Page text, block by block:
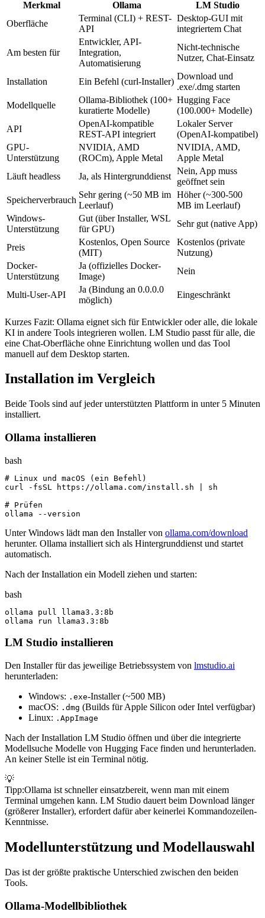
Merkmal Ollama
LM Studio
Oberfläche
Terminal (CLI) + REST-
API
Desktop-GUI mit
integriertem Chat
Am besten für
Entwickler, API-
Integration,
Automatisierung
Nicht-technische
Nutzer, Chat-Einsatz
Installation Ein Befehl (curl-Installer)
Download und
.exe/.dmg starten
Modellquelle
Ollama-Bibliothek (100+
kuratierte Modelle)
Hugging Face
(100.000+ Modelle)
API
OpenAI-kompatible
REST-API integriert
Lokaler Server
(OpenAI-kompatibel)
GPU-
Unterstützung
NVIDIA, AMD
(ROCm), Apple Metal
NVIDIA, AMD,
Apple Metal
Läuft headless
Ja, als Hintergrunddienst
Nein, App muss
geöffnet sein
Speicherverbrauch
Sehr gering (~50 MB im
Leerlauf)
Höher (~300-500
MB im Leerlauf)
Windows-
Unterstützung
Gut (über Installer, WSL
für GPU)
Sehr gut (native App)
Preis
Kostenlos, Open Source
(MIT)
Kostenlos (private
Nutzung)
Docker-
Unterstützung
Ja (offizielles Docker-
Image)
Nein
Multi-User-API
Ja (Bindung an 0.0.0.0
möglich)
Eingeschränkt
Kurzes Fazit: Ollama eignet sich für Entwickler oder alle, die lokale
KI in andere Tools integrieren wollen. LM Studio passt für alle, die
eine Chat-Oberfläche ohne Einrichtung wollen und das Tool
manuell auf dem Desktop starten.
Installation im Vergleich
Beide Tools sind auf jeder unterstützten Plattform in unter 5 Minuten
installiert.
Ollama installieren
bash
# Linux und macOS (ein Befehl)
curl -fsSL https://ollama.com/install.sh | sh
# Prüfen
ollama --version
Unter Windows lädt man den Installer von ollama.com/download
herunter. Ollama installiert sich als Hintergrunddienst und startet
automatisch.
Nach der Installation ein Modell ziehen und starten:
bash
ollama pull llama3.3:8b
ollama run llama3.3:8b
LM Studio installieren
Den Installer für das jeweilige Betriebssystem von lmstudio.ai
herunterladen:
Windows: .exe-Installer (~500 MB)
macOS: .dmg (Builds für Apple Silicon oder Intel verfügbar)
Linux: .AppImage
Nach der Installation LM Studio öffnen und über die integrierte
Modellsuche Modelle von Hugging Face finden und herunterladen.
An keiner Stelle ist ein Terminal nötig.
💡
Tipp:Ollama ist schneller einsatzbereit, wenn man mit einem
Terminal umgehen kann. LM Studio dauert beim Download länger
(größerer Installer), erfordert dafür aber keinerlei Kommandozeilen-
Kenntnisse.
Modellunterstützung und Modellauswahl
Das ist der größte praktische Unterschied zwischen den beiden
Tools.
Ollama-Modellbibliothek